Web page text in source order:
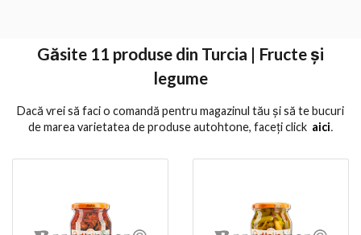
Găsite 11 produse din Turcia | Fructe și
legume
Dacă vrei să faci o comandă pentru magazinul tău și să te bucuri
de marea varietatea de produse autohtone, faceți click aici․